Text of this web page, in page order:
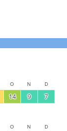
O N D
14 9 7
O N D